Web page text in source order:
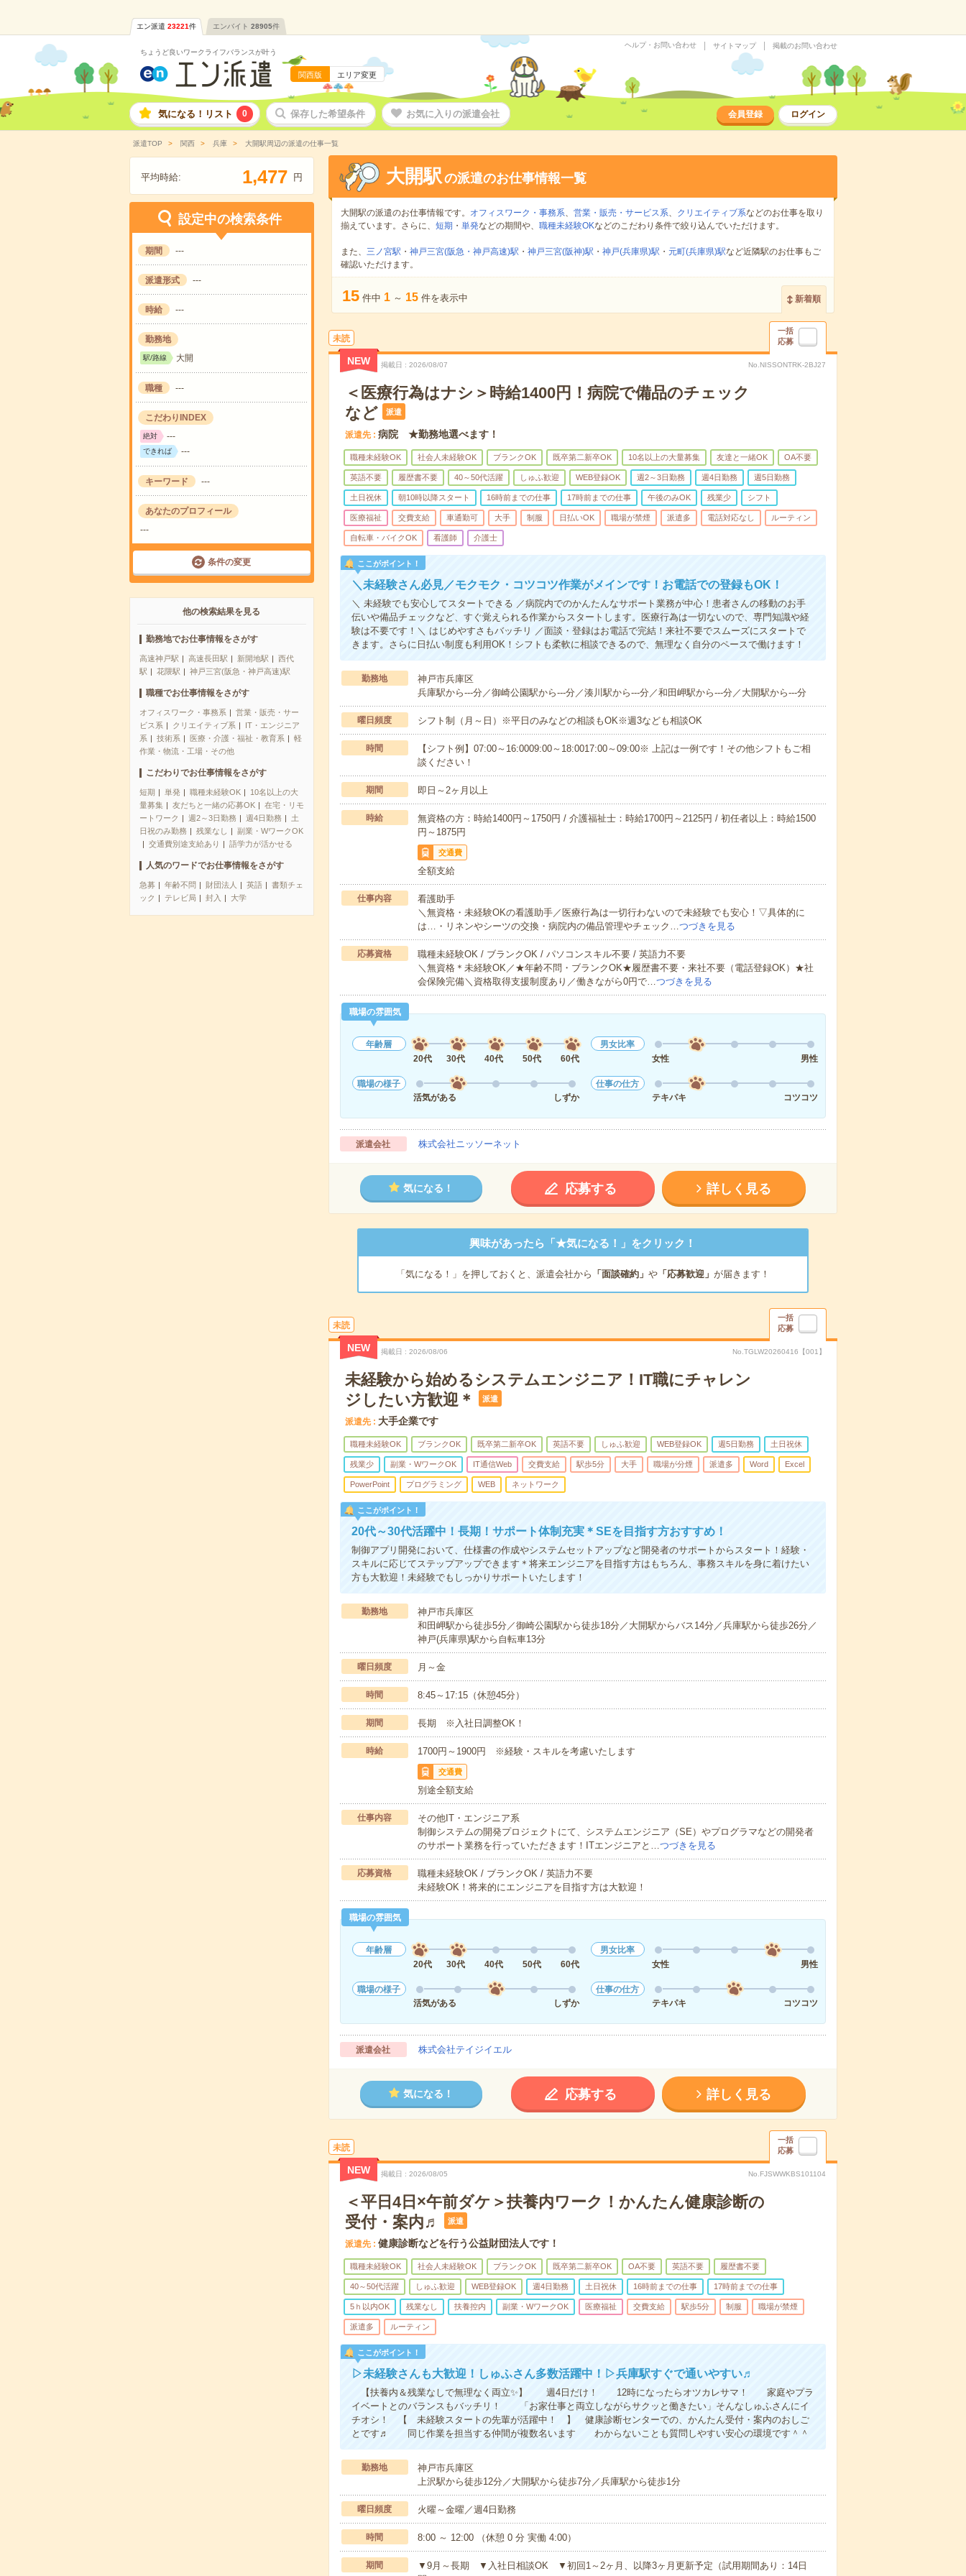
エン派遣 23221件 エンバイト 28905件
ちょうど良いワークライフバランスが叶う
関西版 エリア変更
ヘルプ・お問い合わせ サイトマップ 掲載のお問い合わせ
気になる！リスト 0 保存した希望条件 お気に入りの派遣会社 会員登録 ログイン
派遣TOP 関西 兵庫 大開駅周辺の派遣の仕事一覧
平均時給: 1,477 円
設定中の検索条件
期間 ---
派遣形式 ---
時給 ---
勤務地
駅/路線 大開
職種 ---
こだわりINDEX
絶対 ---
できれば ---
キーワード ---
あなたのプロフィール
---
条件の変更
他の検索結果を見る
勤務地でお仕事情報をさがす
高速神戸駅 高速長田駅 新開地駅
西代
駅
花隈駅 神戸三宮(阪急・神戸高速)駅
職種でお仕事情報をさがす
オフィスワーク・事務系
営業・販売・サー
ビス系
クリエイティブ系
IT・エンジニア
系
技術系 医療・介護・福祉・教育系
軽
作業・物流・工場・その他
こだわりでお仕事情報をさがす
短期 単発 職種未経験OK
10名以上の大
量募集
友だちと一緒の応募OK
在宅・リモ
ートワーク
週2～3日勤務 週4日勤務
土
日祝のみ勤務
残業なし
副業・WワークOK
交通費別途支給あり
語学力が活かせる
人気のワードでお仕事情報をさがす
急募 年齢不問 財団法人 英語
書類チェ
ック
テレビ局 封入 大学
大開駅の派遣のお仕事情報一覧
大開駅の派遣のお仕事情報です。 オフィスワーク・事務系、 営業・販売・サービス系、 クリエイティブ系などのお仕事を取り
揃えています。さらに、 短期 ・ 単発などの期間や、 職種未経験OKなどのこだわり条件で絞り込んでいただけます。
また、 三ノ宮駅 ・ 神戸三宮(阪急・神戸高速)駅 ・ 神戸三宮(阪神)駅 ・ 神戸(兵庫県)駅 ・ 元町(兵庫県)駅など近隣駅のお仕事もご
確認いただけます。
15 件中 1 ～ 15 件を表示中 新着順
未読
一括
応募
NEW 掲載日 2026/08/07 No.NISSONTRK-2BJ27
＜医療行為はナシ＞時給1400円！病院で備品のチェック
など
派遣
派遣先 病院 ★勤務地選べます！
職種未経験OK 社会人未経験OK ブランクOK 既卒第二新卒OK 10名以上の大量募集 友達と一緒OK OA不要
英語不要 履歴書不要 40～50代活躍 しゅふ歓迎 WEB登録OK 週2～3日勤務 週4日勤務 週5日勤務
土日祝休 朝10時以降スタート 16時前までの仕事 17時前までの仕事 午後のみOK 残業少 シフト
医療福祉 交費支給 車通勤可 大手 制服 日払いOK 職場が禁煙 派遣多 電話対応なし ルーティン
自転車・バイクOK 看護師 介護士
ここがポイント！
＼未経験さん必見／モクモク・コツコツ作業がメインです！お電話での登録もOK！
＼ 未経験でも安心してスタートできる ／病院内でのかんたんなサポート業務が中心！患者さんの移動のお手
伝いや備品チェックなど、すぐ覚えられる作業からスタートします。医療行為は一切ないので、専門知識や経
験は不要です！＼ はじめやすさもバッチリ ／面談・登録はお電話で完結！来社不要でスムーズにスタートで
きます。さらに日払い制度も利用OK！シフトも柔軟に相談できるので、無理なく自分のペースで働けます！
勤務地
神戸市兵庫区
兵庫駅から---分／御崎公園駅から---分／湊川駅から---分／和田岬駅から---分／大開駅から---分
曜日頻度 シフト制（月～日）※平日のみなどの相談もOK※週3なども相談OK
時間
【シフト例】07:00～16:0009:00～18:0017:00～09:00※ 上記は一例です！その他シフトもご相
談ください！
期間 即日～2ヶ月以上
時給
無資格の方：時給1400円～1750円 / 介護福祉士：時給1700円～2125円 / 初任者以上：時給1500
円～1875円
交通費
全額支給
仕事内容
看護助手
＼無資格・未経験OKの看護助手／医療行為は一切行わないので未経験でも安心！▽具体的に
は…・リネンやシーツの交換・病院内の備品管理やチェック…つづきを見る
応募資格
職種未経験OK / ブランクOK / パソコンスキル不要 / 英語力不要
＼無資格＊未経験OK／★年齢不問・ブランクOK★履歴書不要・来社不要（電話登録OK）★社
会保険完備＼資格取得支援制度あり／働きながら0円で…つづきを見る
職場の雰囲気
年齢層
20代
30代 40代 50代 60代
男女比率
女性
男性
職場の様子
活気がある
しずか
仕事の仕方
テキパキ
コツコツ
派遣会社 株式会社ニッソーネット
気になる！ 応募する 詳しく見る
興味があったら「★気になる！」をクリック！
「気になる！」を押しておくと、派遣会社から 「面談確約」 や「応募歓迎」 が届きます！
未読
一括
応募
NEW 掲載日 2026/08/06 No.TGLW20260416【001】
未経験から始めるシステムエンジニア！IT職にチャレン
ジしたい方歓迎＊
派遣
派遣先 大手企業です
職種未経験OK ブランクOK 既卒第二新卒OK 英語不要 しゅふ歓迎 WEB登録OK 週5日勤務 土日祝休
残業少 副業・WワークOK IT通信Web 交費支給 駅歩5分 大手 職場が分煙 派遣多 Word Excel
PowerPoint プログラミング WEB ネットワーク
ここがポイント！
20代～30代活躍中！長期！サポート体制充実＊SEを目指す方おすすめ！
制御アプリ開発において、仕様書の作成やシステムセットアップなど開発者のサポートからスタート！経験・
スキルに応じてステップアップできます＊将来エンジニアを目指す方はもちろん、事務スキルを身に着けたい
方も大歓迎！未経験でもしっかりサポートいたします！
勤務地
神戸市兵庫区
和田岬駅から徒歩5分／御崎公園駅から徒歩18分／大開駅からバス14分／兵庫駅から徒歩26分／
神戸(兵庫県)駅から自転車13分
曜日頻度 月～金
時間 8:45～17:15（休憩45分）
期間 長期 ※入社日調整OK！
時給 1700円～1900円 ※経験・スキルを考慮いたします
交通費
別途全額支給
仕事内容
その他IT・エンジニア系
制御システムの開発プロジェクトにて、システムエンジニア（SE）やプログラマなどの開発者
のサポート業務を行っていただきます！ITエンジニアと…つづきを見る
応募資格
職種未経験OK / ブランクOK / 英語力不要
未経験OK！将来的にエンジニアを目指す方は大歓迎！
職場の雰囲気
年齢層
20代
30代 40代 50代 60代
男女比率
女性
男性
職場の様子
活気がある
しずか
仕事の仕方
テキパキ
コツコツ
派遣会社 株式会社テイジイエル
気になる！ 応募する 詳しく見る
未読
一括
応募
NEW 掲載日 2026/08/05 No.FJSWWKBS101104
＜平日4日×午前ダケ＞扶養内ワーク！かんたん健康診断の
受付・案内♬
派遣
派遣先 健康診断などを行う公益財団法人です！
職種未経験OK 社会人未経験OK ブランクOK 既卒第二新卒OK OA不要 英語不要 履歴書不要
40～50代活躍 しゅふ歓迎 WEB登録OK 週4日勤務 土日祝休 16時前までの仕事 17時前までの仕事
5ｈ以内OK 残業なし 扶養控内 副業・WワークOK 医療福祉 交費支給 駅歩5分 制服 職場が禁煙
派遣多 ルーティン
ここがポイント！
▷未経験さんも大歓迎！しゅふさん多数活躍中！▷兵庫駅すぐで通いやすい♬
【扶養内＆残業なしで無理なく両立✨】 週4日だけ！ 12時になったらオツカレサマ！ 家庭やプラ
イベートとのバランスもバッチリ！ 「お家仕事と両立しながらサクッと働きたい」そんなしゅふさんにイ
チオシ！ 【 未経験スタートの先輩が活躍中！ 】 健康診断センターでの、かんたん受付・案内のおしご
とです♬ 同じ作業を担当する仲間が複数名います わからないことも質問しやすい安心の環境です＾＾
勤務地
神戸市兵庫区
上沢駅から徒歩12分／大開駅から徒歩7分／兵庫駅から徒歩1分
曜日頻度 火曜～金曜／週4日勤務
時間 8:00 ～ 12:00 （休憩 0 分 実働 4:00）
期間
▼9月～長期 ▼入社日相談OK ▼初回1～2ヶ月、以降3ヶ月更新予定（試用期間あり：14日